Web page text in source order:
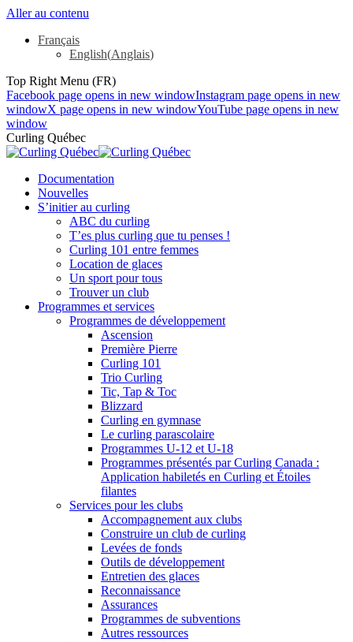
Aller au contenu
Français
English(Anglais)
Top Right Menu (FR)
Facebook page opens in new windowInstagram page opens in new
windowX page opens in new windowYouTube page opens in new
window
Curling Québec
Documentation
Nouvelles
S’initier au curling
ABC du curling
T’es plus curling que tu penses !
Curling 101 entre femmes
Location de glaces
Un sport pour tous
Trouver un club
Programmes et services
Programmes de développement
Ascension
Première Pierre
Curling 101
Trio Curling
Tic, Tap & Toc
Blizzard
Curling en gymnase
Le curling parascolaire
Programmes U-12 et U-18
Programmes présentés par Curling Canada :
Application habiletés en Curling et Étoiles
filantes
Services pour les clubs
Accompagnement aux clubs
Construire un club de curling
Levées de fonds
Outils de développement
Entretien des glaces
Reconnaissance
Assurances
Programmes de subventions
Autres ressources